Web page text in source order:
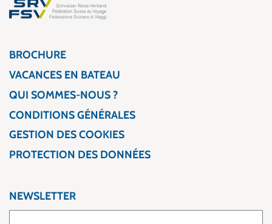
BROCHURE
VACANCES EN BATEAU
QUI SOMMES-NOUS ?
CONDITIONS GÉNÉRALES
GESTION DES COOKIES
PROTECTION DES DONNÉES
NEWSLETTER